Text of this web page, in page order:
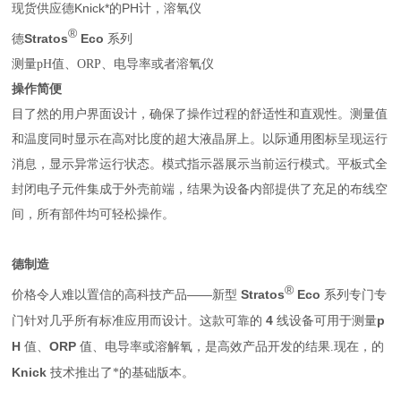
现货供应德Knick*的PH计，溶氧仪
德Stratos® Eco 系列
测量pH值、ORP、电导率或者溶氧仪
操作简便
目了然的用户界面设计，确保了操作过程的舒适性和直观性。测量值
和温度同时显示在高对比度的超大液晶屏上。以际通用图标呈现运行
消息，显示异常运行状态。模式指示器展示当前运行模式。平板式全
封闭电子元件集成于外壳前端，结果为设备内部提供了充足的布线空
间，所有部件均可轻松操作。
德制造
价格令人难以置信的高科技产品——新型Stratos® Eco 系列专门专
门针对几乎所有标准应用而设计。这款可靠的4 线设备可用于测量p
H 值、ORP 值、电导率或溶解氧，是高效产品开发的结果.现在，的
Knick 技术推出了*的基础版本。